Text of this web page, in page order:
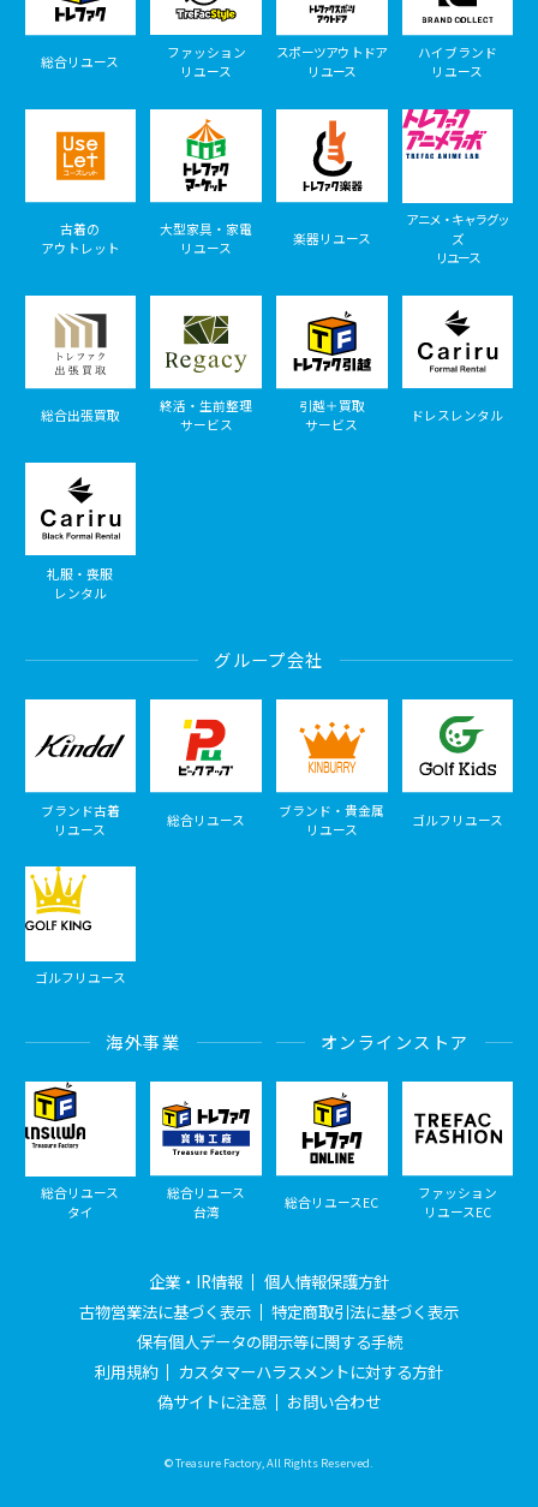
総合リユース
ファッション
リユース
スポーツアウトドア
リユース
ハイブランド
リユース
古着の
アウトレット
大型家具・家電
リユース
楽器リユース
アニメ・キャラグッ
ズ
リユース
総合出張買取
終活・生前整理
サービス
引越＋買取
サービス
ドレスレンタル
礼服・喪服
レンタル
グループ会社
ブランド古着
リユース
総合リユース
ブランド・貴金属
リユース
ゴルフリユース
ゴルフリユース
海外事業
総合リユース
タイ
総合リユース
台湾
オンラインストア
総合リユースEC
ファッション
リユースEC
企業・IR情報
個人情報保護方針
古物営業法に基づく表示
特定商取引法に基づく表示
保有個人データの開示等に関する手続
利用規約
カスタマーハラスメントに対する方針
偽サイトに注意
お問い合わせ
© Treasure Factory, All Rights Reserved.